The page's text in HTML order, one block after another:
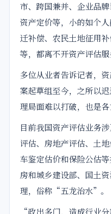
市、跨国兼并、企业品
资产定价等，小的如个
迁补偿、农民土地征用
等，都离不开资产评估服
多位从业者告诉记者，
案起草组至今，之所以
理局面难以打破，也是各
目前我国资产评估业务
评估、房地产评估、土
车鉴定估价和保险公估
房和城乡建设部、国土
理，俗称“五龙治水”。